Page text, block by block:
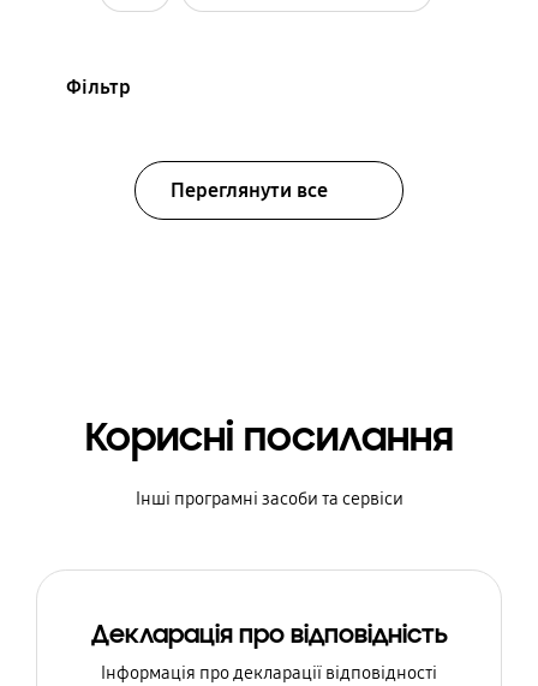
Фільтр
Переглянути все
Корисні посилання
Інші програмні засоби та сервіси
Декларація про відповідність
Інформація про декларації відповідності